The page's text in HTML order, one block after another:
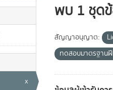
x
พบ 1 ชุด
สัญญาอนุญาต:
ทดสอบมาตรฐาน